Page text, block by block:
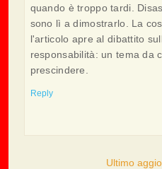
quando è troppo tardi.
sono lì a dimostrarlo. La
l'articolo apre al dibattito
responsabilità: un tema da
prescindere.
Reply
Ultimo